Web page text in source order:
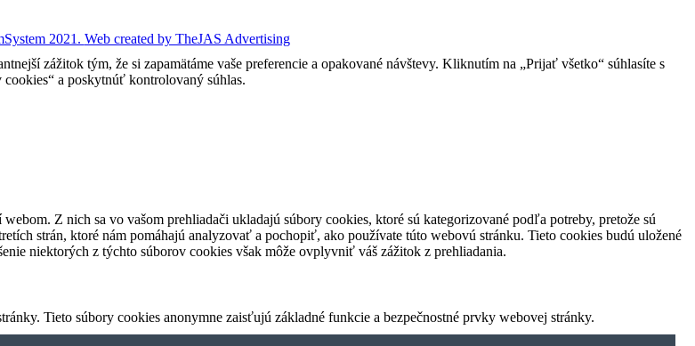
2021. Web created by TheJAS Advertising
zážitok tým, že si zapamätáme vaše preferencie a opakované návštevy. Kliknutím na „Prijať všetko“ súhlasíte s
a poskytnúť kontrolovaný súhlas.
Z nich sa vo vašom prehliadači ukladajú súbory cookies, ktoré sú kategorizované podľa potreby, pretože sú
strán, ktoré nám pomáhajú analyzovať a pochopiť, ako používate túto webovú stránku. Tieto cookies budú uložené
niektorých z týchto súborov cookies však môže ovplyvniť váš zážitok z prehliadania.
Tieto súbory cookies anonymne zaisťujú základné funkcie a bezpečnostné prvky webovej stránky.